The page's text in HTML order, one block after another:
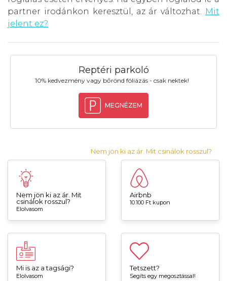
partner irodánkon keresztül, az ár változhat. Mit
jelent ez?
Reptéri parkoló
10% kedvezmény vagy bőrönd fóliázás - csak nektek!
MEGNÉZEM
Nem jön ki az ár. Mit csinálok rosszul?
Nem jön ki az ár. Mit
csinálok rosszul?
Elolvasom
Airbnb
10.100 Ft kupon
Mi is az a tagsági?
Elolvasom
Tetszett?
Segíts egy megosztással!